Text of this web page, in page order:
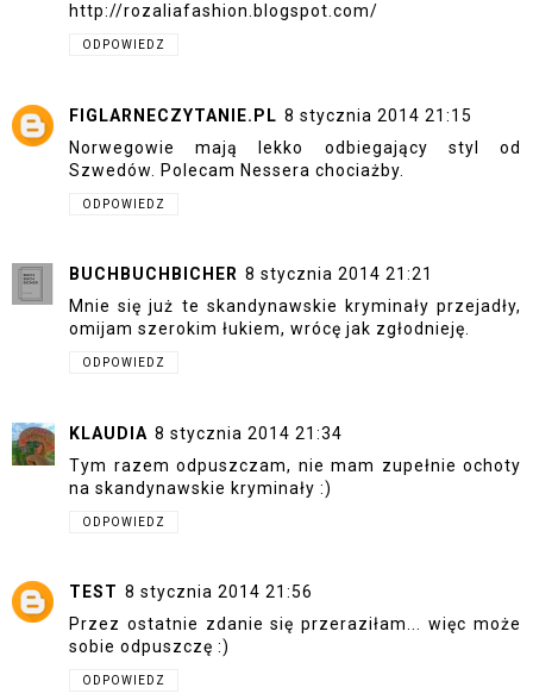
http://rozaliafashion.blogspot.com/
ODPOWIEDZ
FIGLARNECZYTANIE.PL 8 stycznia 2014 21:15
Norwegowie mają lekko odbiegający styl od
Szwedów. Polecam Nessera chociażby.
ODPOWIEDZ
BUCHBUCHBICHER 8 stycznia 2014 21:21
Mnie się już te skandynawskie kryminały przejadły,
omijam szerokim łukiem, wrócę jak zgłodnieję.
ODPOWIEDZ
KLAUDIA 8 stycznia 2014 21:34
Tym razem odpuszczam, nie mam zupełnie ochoty
na skandynawskie kryminały :)
ODPOWIEDZ
TEST 8 stycznia 2014 21:56
Przez ostatnie zdanie się przeraziłam... więc może
sobie odpuszczę :)
ODPOWIEDZ